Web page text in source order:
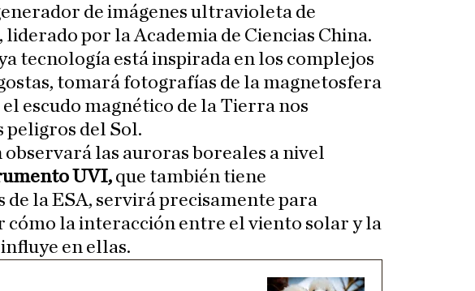
de imágenes ultravioleta de
por la Academia de Ciencias China.
tecnología está inspirada en los complejos
tomará fotografías de la magnetosfera
escudo magnético de la Tierra nos
peligros del Sol.
las auroras boreales a nivel
UVI, que también tiene
la ESA, servirá precisamente para
cómo la interacción entre el viento solar y la
en ellas.